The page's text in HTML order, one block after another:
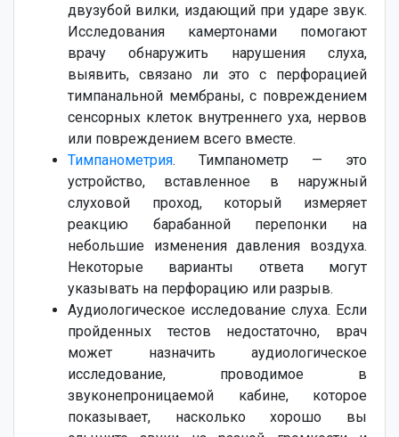
двузубой вилки, издающий при ударе звук.
Исследования камертонами помогают
врачу обнаружить нарушения слуха,
выявить, связано ли это с перфорацией
тимпанальной мембраны, с повреждением
сенсорных клеток внутреннего уха, нервов
или повреждением всего вместе.
Тимпанометрия. Тимпанометр — это
устройство, вставленное в наружный
слуховой проход, который измеряет
реакцию барабанной перепонки на
небольшие изменения давления воздуха.
Некоторые варианты ответа могут
указывать на перфорацию или разрыв.
Аудиологическое исследование слуха. Если
пройденных тестов недостаточно, врач
может назначить аудиологическое
исследование, проводимое в
звуконепроницаемой кабине, которое
показывает, насколько хорошо вы